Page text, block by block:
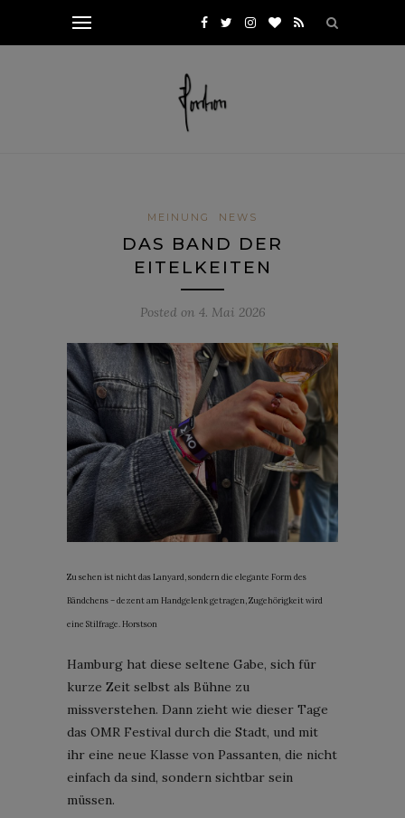
MEINUNG NEWS
DAS BAND DER
EITELKEITEN
Posted on 4. Mai 2026
Zu sehen ist nicht das Lanyard, sondern die elegante Form des
Bändchens – dezent am Handgelenk getragen, Zugehörigkeit wird
eine Stilfrage. Horstson
Hamburg hat diese seltene Gabe, sich für
kurze Zeit selbst als Bühne zu
missverstehen. Dann zieht wie dieser Tage
das OMR Festival durch die Stadt, und mit
ihr eine neue Klasse von Passanten, die nicht
einfach da sind, sondern sichtbar sein
müssen.